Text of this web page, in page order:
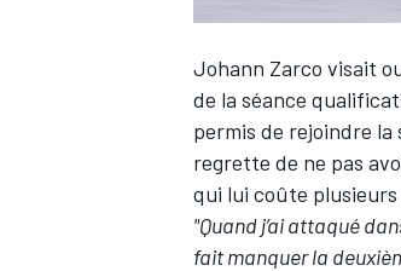
Johann Zarco visait
de la séance
permis de rejoindre la
regrette de ne pas
qui lui coûte
"Quand j’ai attaqué
fait manquer la